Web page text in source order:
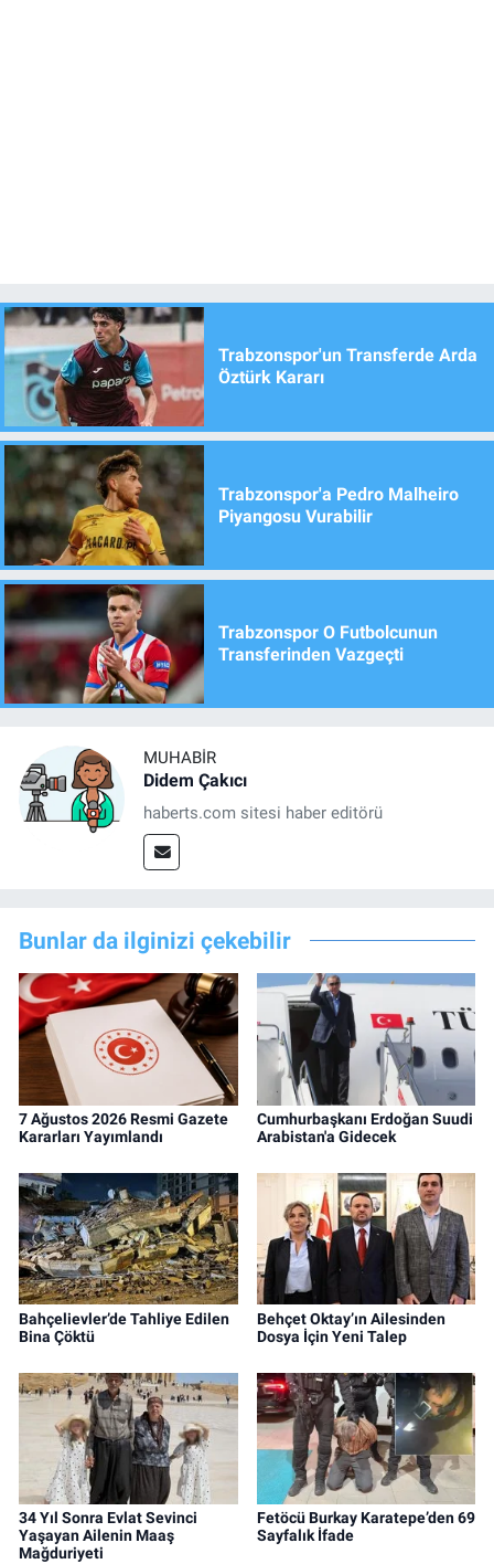
Trabzonspor'un Transferde Arda
Öztürk Kararı
Trabzonspor'a Pedro Malheiro
Piyangosu Vurabilir
Trabzonspor O Futbolcunun
Transferinden Vazgeçti
MUHABIR
Didem Çakıcı
haberts.com sitesi haber editörü
Bunlar da ilginizi çekebilir
7 Ağustos 2026 Resmi Gazete
Kararları Yayımlandı
Cumhurbaşkanı Erdoğan Suudi
Arabistan'a Gidecek
Bahçelievler’de Tahliye Edilen
Bina Çöktü
Behçet Oktay’ın Ailesinden
Dosya İçin Yeni Talep
34 Yıl Sonra Evlat Sevinci
Yaşayan Ailenin Maaş
Mağduriyeti
Fetöcü Burkay Karatepe’den 69
Sayfalık İfade